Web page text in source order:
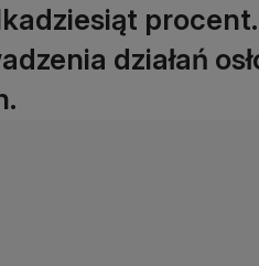
działań